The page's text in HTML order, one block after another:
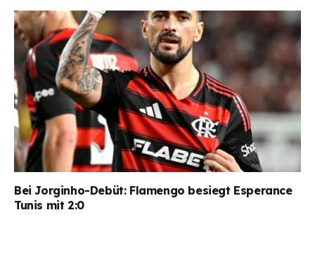
Bei Jorginho-Debüt: Flamengo besiegt Esperance
Tunis mit 2:0